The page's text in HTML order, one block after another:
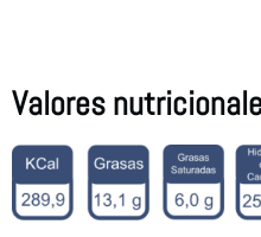
Valores